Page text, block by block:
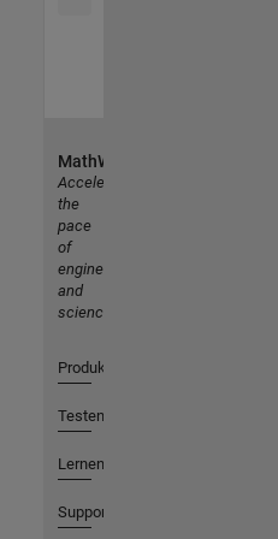
MathWorks
Accelerating
the
pace
of
engineering
and
science
Produkte
Testen oder Kaufen
Lernen
Support